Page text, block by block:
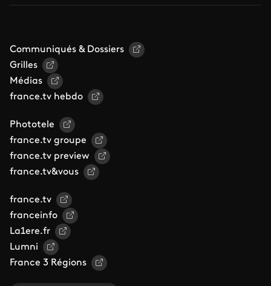
Communiqués & Dossiers
Grilles
Médias
france.tv hebdo
Phototele
france.tv groupe
france.tv preview
france.tv&vous
france.tv
franceinfo
La1ere.fr
Lumni
France 3 Régions